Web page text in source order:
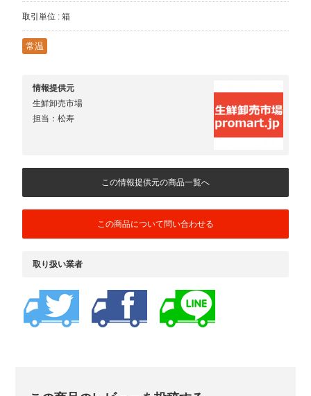
取引単位 : 箱
常温
情報提供元
生鮮卸売市場
担当：松寿
この情報提供元の商品一覧へ
この商品について問い合わせる
取り扱い業者